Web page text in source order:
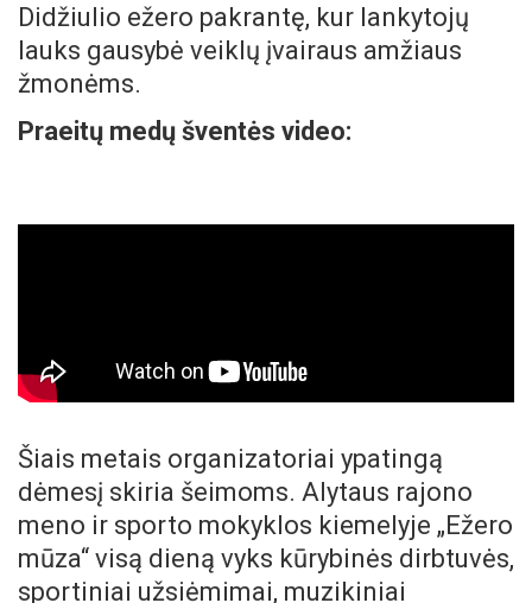
Didžiulio ežero pakrantę, kur lankytojų
lauks gausybė veiklų įvairaus amžiaus
žmonėms.
Praeitų medų šventės video:
Šiais metais organizatoriai ypatingą
dėmesį skiria šeimoms. Alytaus rajono
meno ir sporto mokyklos kiemelyje „Ežero
mūza“ visą dieną vyks kūrybinės dirbtuvės,
sportiniai užsiėmimai, muzikiniai